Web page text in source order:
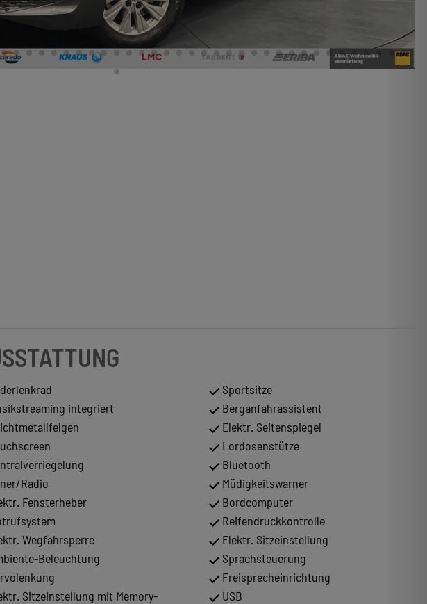
integriert
Radio
Fensterheber
Wegfahrsperre
Beleuchtung
Sitzeinstellung mit Memory-
Sportsitze
Berganfahrassistent
Elektr. Seitenspiegel
Lordosenstütze
Bluetooth
Müdigkeitswarner
Bordcomputer
Reifendruckkontrolle
Elektr. Sitzeinstellung
Sprachsteuerung
Freisprecheinrichtung
USB